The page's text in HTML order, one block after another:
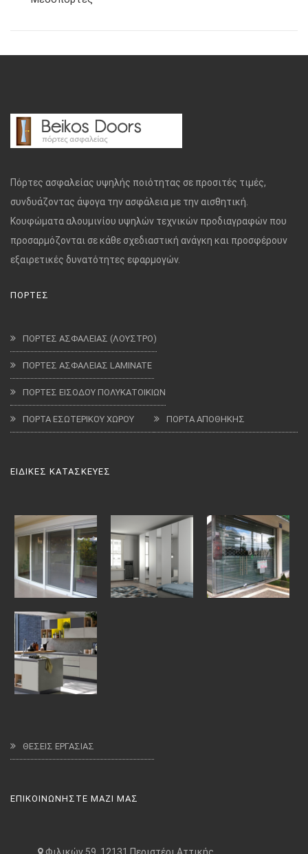
Πόρτες ασφαλείας υψηλής ποιότητας σε προσιτές τιμές,
συνδυάζοντας άψογα την ασφάλεια με την αισθητική.
Κουφώματα αλουμινίου υψηλών τεχνικών προδιαγραφών που
προσαρμόζονται σε κάθε σχεδιαστική ανάγκη και προσφέρουν
εξαιρετικές δυνατότητες εφαρμογών.
ΠΟΡΤΕΣ
ΠΟΡΤΕΣ ΑΣΦΑΛΕΙΑΣ (ΛΟΥΣΤΡΟ)
ΠΟΡΤΕΣ ΑΣΦΑΛΕΙΑΣ LAMINATE
ΠΟΡΤΕΣ ΕΙΣΟΔΟΥ ΠΟΛΥΚΑΤΟΙΚΙΩΝ
ΠΟΡΤΑ ΕΣΩΤΕΡΙΚΟΥ ΧΩΡΟΥ ΠΟΡΤΑ ΑΠΟΘΗΚΗΣ
ΕΙΔΙΚΕΣ ΚΑΤΑΣΚΕΥΕΣ
ΘΕΣΕΙΣ ΕΡΓΑΣΙΑΣ
ΕΠΙΚΟΙΝΩΝΗΣΤΕ ΜΑΖΙ ΜΑΣ
Φιλικών 59, 12131 Περιστέρι Αττικής